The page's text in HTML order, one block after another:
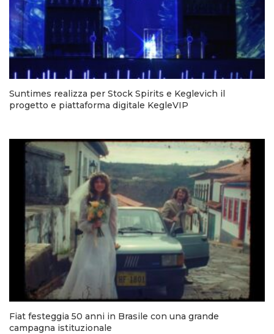
Suntimes realizza per Stock Spirits e Keglevich il
progetto e piattaforma digitale KegleVIP
Fiat festeggia 50 anni in Brasile con una grande
campagna istituzionale